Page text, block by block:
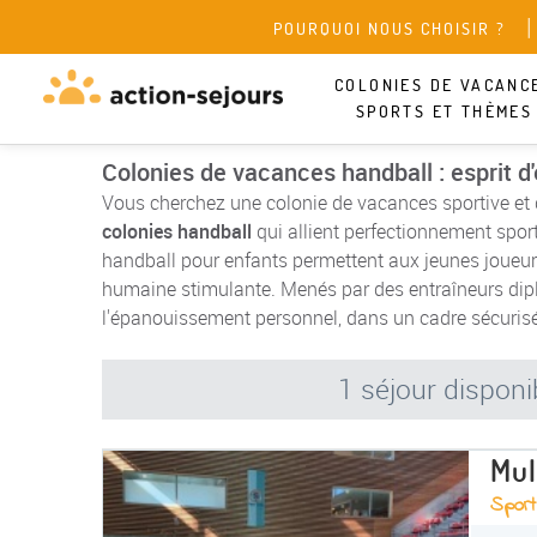
POURQUOI NOUS CHOISIR ?
COLONIES DE
SPORTS ET THÈMES
Colonies de vacances handball : esprit
Vous cherchez une colonie de vacances sportive
colonies handball qui allient perfectionnement
handball pour enfants permettent aux jeunes
humaine stimulante. Menés par des entraîneurs
l'épanouissement personnel, dans un cadre
1 séjour